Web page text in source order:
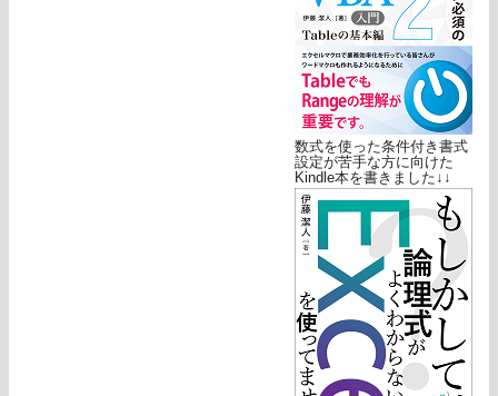
数式を使った条件付き書式
設定が苦手な方に向けた
Kindle本を書きました↓↓